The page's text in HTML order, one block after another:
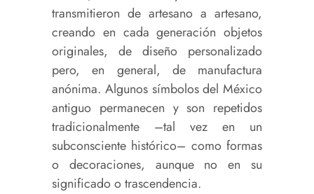
transmitieron de artesano a artesano,
creando en cada generación objetos
originales, de diseño personalizado
pero, en general, de manufactura
anónima. Algunos símbolos del México
antiguo permanecen y son repetidos
tradicionalmente –tal vez en un
subconsciente histórico– como formas
o decoraciones, aunque no en su
significado o trascendencia.